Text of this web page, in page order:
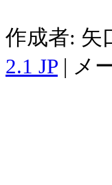
作成者: 矢
2.1 JP | メ